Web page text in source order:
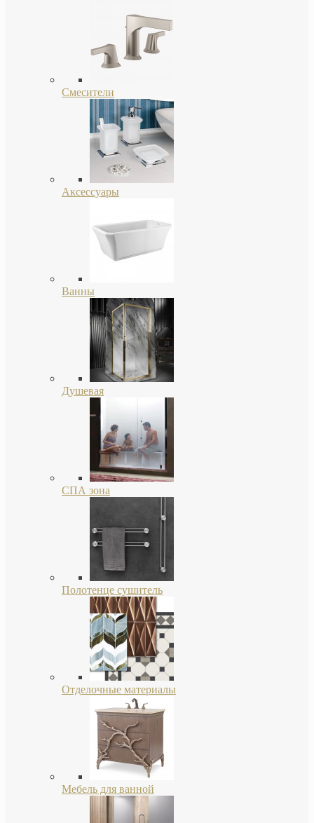
Смесители
Аксессуары
Ванны
Душевая
СПА зона
Полотенце сушитель
Отделочные материалы
Мебель для ванной